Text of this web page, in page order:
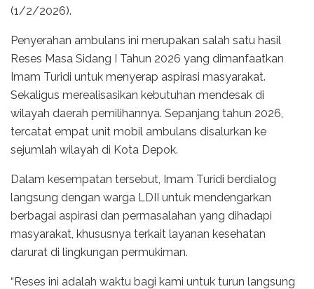
(1/2/2026).
Penyerahan ambulans ini merupakan salah satu hasil
Reses Masa Sidang I Tahun 2026 yang dimanfaatkan
Imam Turidi untuk menyerap aspirasi masyarakat.
Sekaligus merealisasikan kebutuhan mendesak di
wilayah daerah pemilihannya. Sepanjang tahun 2026,
tercatat empat unit mobil ambulans disalurkan ke
sejumlah wilayah di Kota Depok.
Dalam kesempatan tersebut, Imam Turidi berdialog
langsung dengan warga LDII untuk mendengarkan
berbagai aspirasi dan permasalahan yang dihadapi
masyarakat, khususnya terkait layanan kesehatan
darurat di lingkungan permukiman.
“Reses ini adalah waktu bagi kami untuk turun langsung